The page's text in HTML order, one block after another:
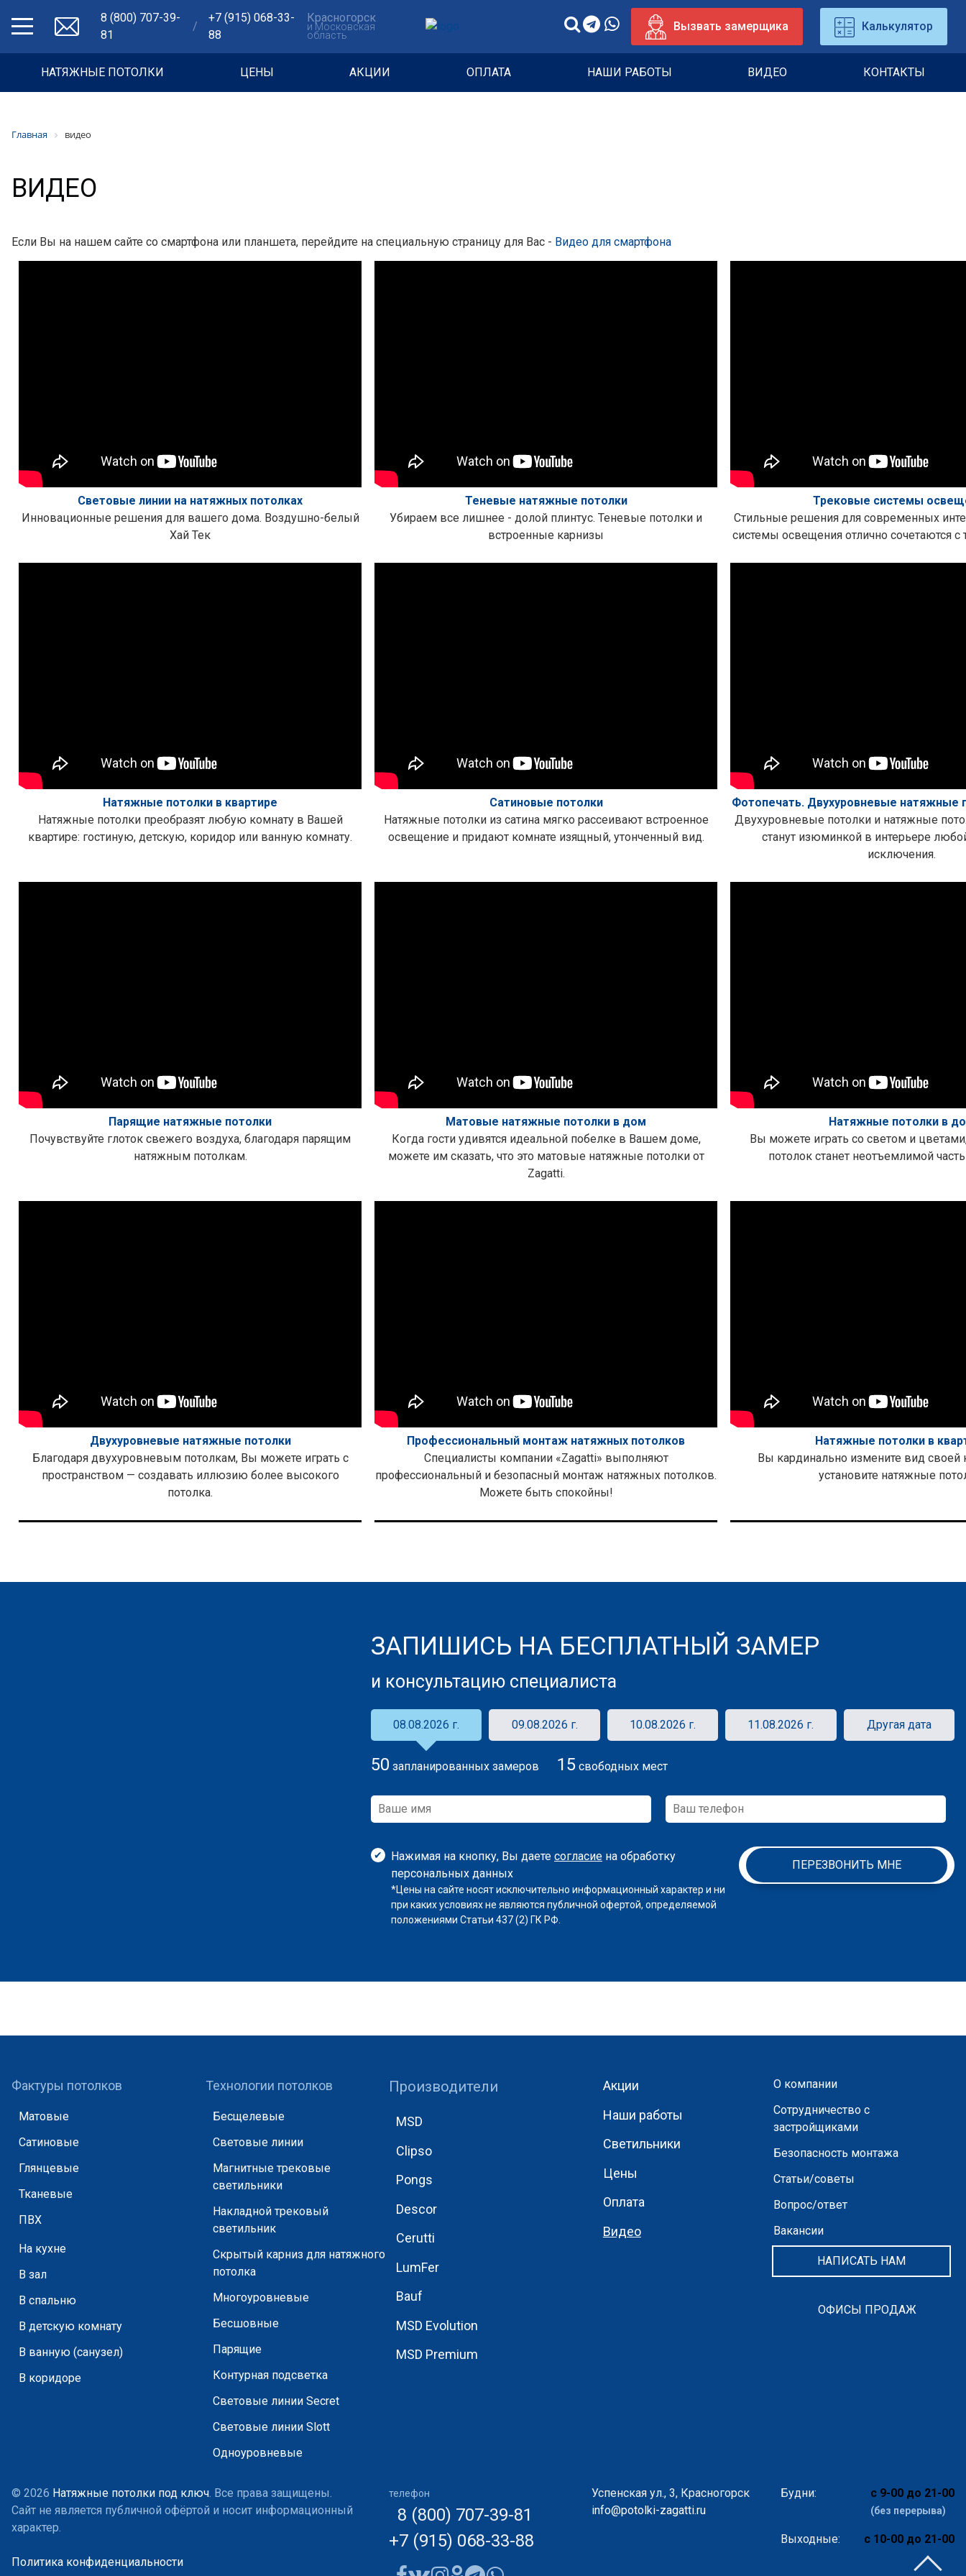
8 (800) 707-39-
81
/
+7 (915) 068-33-
88
Красногорск
и Московская
область
Вызвать замерщика Калькулятор
НАТЯЖНЫЕ ПОТОЛКИ ЦЕНЫ АКЦИИ ОПЛАТА НАШИ РАБОТЫ ВИДЕО КОНТАКТЫ
Главная видео
ВИДЕО
Если Вы на нашем сайте со смартфона или планшета, перейдите на специальную страницу для Вас - Видео для смартфона
Световые линии на натяжных потолках
Инновационные решения для вашего дома. Воздушно-белый
Хай Тек
Теневые натяжные потолки
Убираем все лишнее - долой плинтус. Теневые потолки и
встроенные карнизы
Трековые системы
Стильные решения для современных
системы освещения отлично сочетаются
Натяжные потолки в квартире
Натяжные потолки преобразят любую комнату в Вашей
квартире: гостиную, детскую, коридор или ванную комнату.
Сатиновые потолки
Натяжные потолки из сатина мягко рассеивают встроенное
освещение и придают комнате изящный, утонченный вид.
Фотопечать. Двухуровневые натяжные
Двухуровневые потолки и натяжные
станут изюминкой в интерьере
исключения.
Парящие натяжные потолки
Почувствуйте глоток свежего воздуха, благодаря парящим
натяжным потолкам.
Матовые натяжные потолки в дом
Когда гости удивятся идеальной побелке в Вашем доме,
можете им сказать, что это матовые натяжные потолки от
Zagatti.
Натяжные потолки в
Вы можете играть со светом и
потолок станет неотъемлимой
Двухуровневые натяжные потолки
Благодаря двухуровневым потолкам, Вы можете играть с
пространством — создавать иллюзию более высокого
потолка.
Профессиональный монтаж натяжных потолков
Специалисты компании «Zagatti» выполняют
профессиональный и безопасный монтаж натяжных потолков.
Можете быть спокойны!
Натяжные потолки в
Вы кардинально измените вид своей
установите натяжные
Натяжные потолки. Надежные и красивые
Придайте комнате легкость, используя двухуровневые
потолки с точечной подсветкой.
зеркальный эффект и отражает все,
ЗАПИШИСЬ НА БЕСПЛАТНЫЙ ЗАМЕР
и консультацию специалиста
08.08.2026 г. 09.08.2026 г. 10.08.2026 г. 11.08.2026 г. Другая дата
50 запланированных замеров 15 свободных мест
Нажимая на кнопку, Вы даете согласие на обработку
персональных данных
*Цены на сайте носят исключительно информационный характер и ни
при каких условиях не являются публичной офертой, определяемой
положениями Статьи 437 (2) ГК РФ.
ПЕРЕЗВОНИТЬ МНЕ
Фактуры потолков
Матовые
Сатиновые
Глянцевые
Тканевые
ПВХ
На кухне
В зал
В спальню
В детскую комнату
В ванную (санузел)
В коридоре
Технологии потолков
Бесщелевые
Световые линии
Магнитные трековые
светильники
Накладной трековый
светильник
Скрытый карниз для натяжного
потолка
Многоуровневые
Бесшовные
Парящие
Контурная подсветка
Световые линии Secret
Световые линии Slott
Одноуровневые
Производители
MSD
Clipso
Pongs
Descor
Cerutti
LumFer
Bauf
MSD Evolution
MSD Premium
Акции
Наши работы
Светильники
Цены
Оплата
Видео
О компании
Сотрудничество с
застройщиками
Безопасность монтажа
Статьи/советы
Вопрос/ответ
Вакансии
НАПИСАТЬ НАМ
ОФИСЫ ПРОДАЖ
© 2026 Натяжные потолки под ключ. Все права защищены.
Сайт не является публичной офёртой и носит информационный
характер.
Политика конфиденциальности
телефон
8 (800) 707-39-81
+7 (915) 068-33-88
Успенская ул., 3, Красногорск
info@potolki-zagatti.ru
Будни: с 9-00 до 21-00
(без перерыва)
Выходные: с 10-00 до 21-00